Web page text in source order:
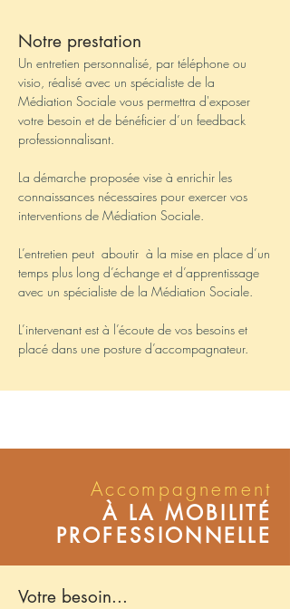
Notre prestation
Un entretien personnalisé, par téléphone ou
visio, réalisé avec un spécialiste de la
Médiation Sociale vous permettra d'exposer
votre besoin et de bénéficier d’un feedback
professionnalisant.
La démarche proposée vise à enrichir les
connaissances nécessaires pour exercer vos
interventions de Médiation Sociale.
L’entretien peut aboutir à la mise en place d’un
temps plus long d’échange et d’apprentissage
avec un spécialiste de la Médiation Sociale.
L’intervenant est à l’écoute de vos besoins et
placé dans une posture d’accompagnateur.
Accompagnement
À LA MOBILITÉ
PROFESSIONNELLE
Votre besoin...